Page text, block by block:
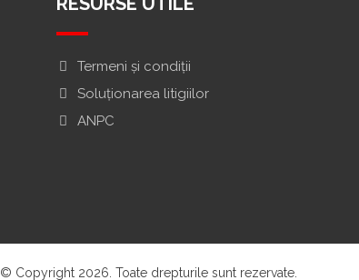
Termeni și condiții
Soluționarea litigiilor
ANPC
© Copyright 2026. Toate drepturile sunt rezervate.